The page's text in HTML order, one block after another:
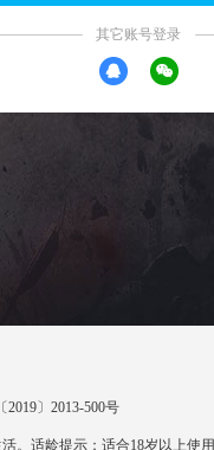
其它账号登录
2019〕2013-500号
。适龄提示：适合18岁以上使用